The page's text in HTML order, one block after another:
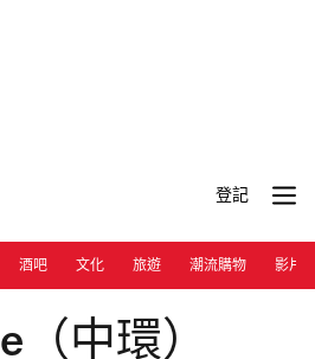
登記
酒吧 文化 旅遊 潮流購物 影片
（中環）